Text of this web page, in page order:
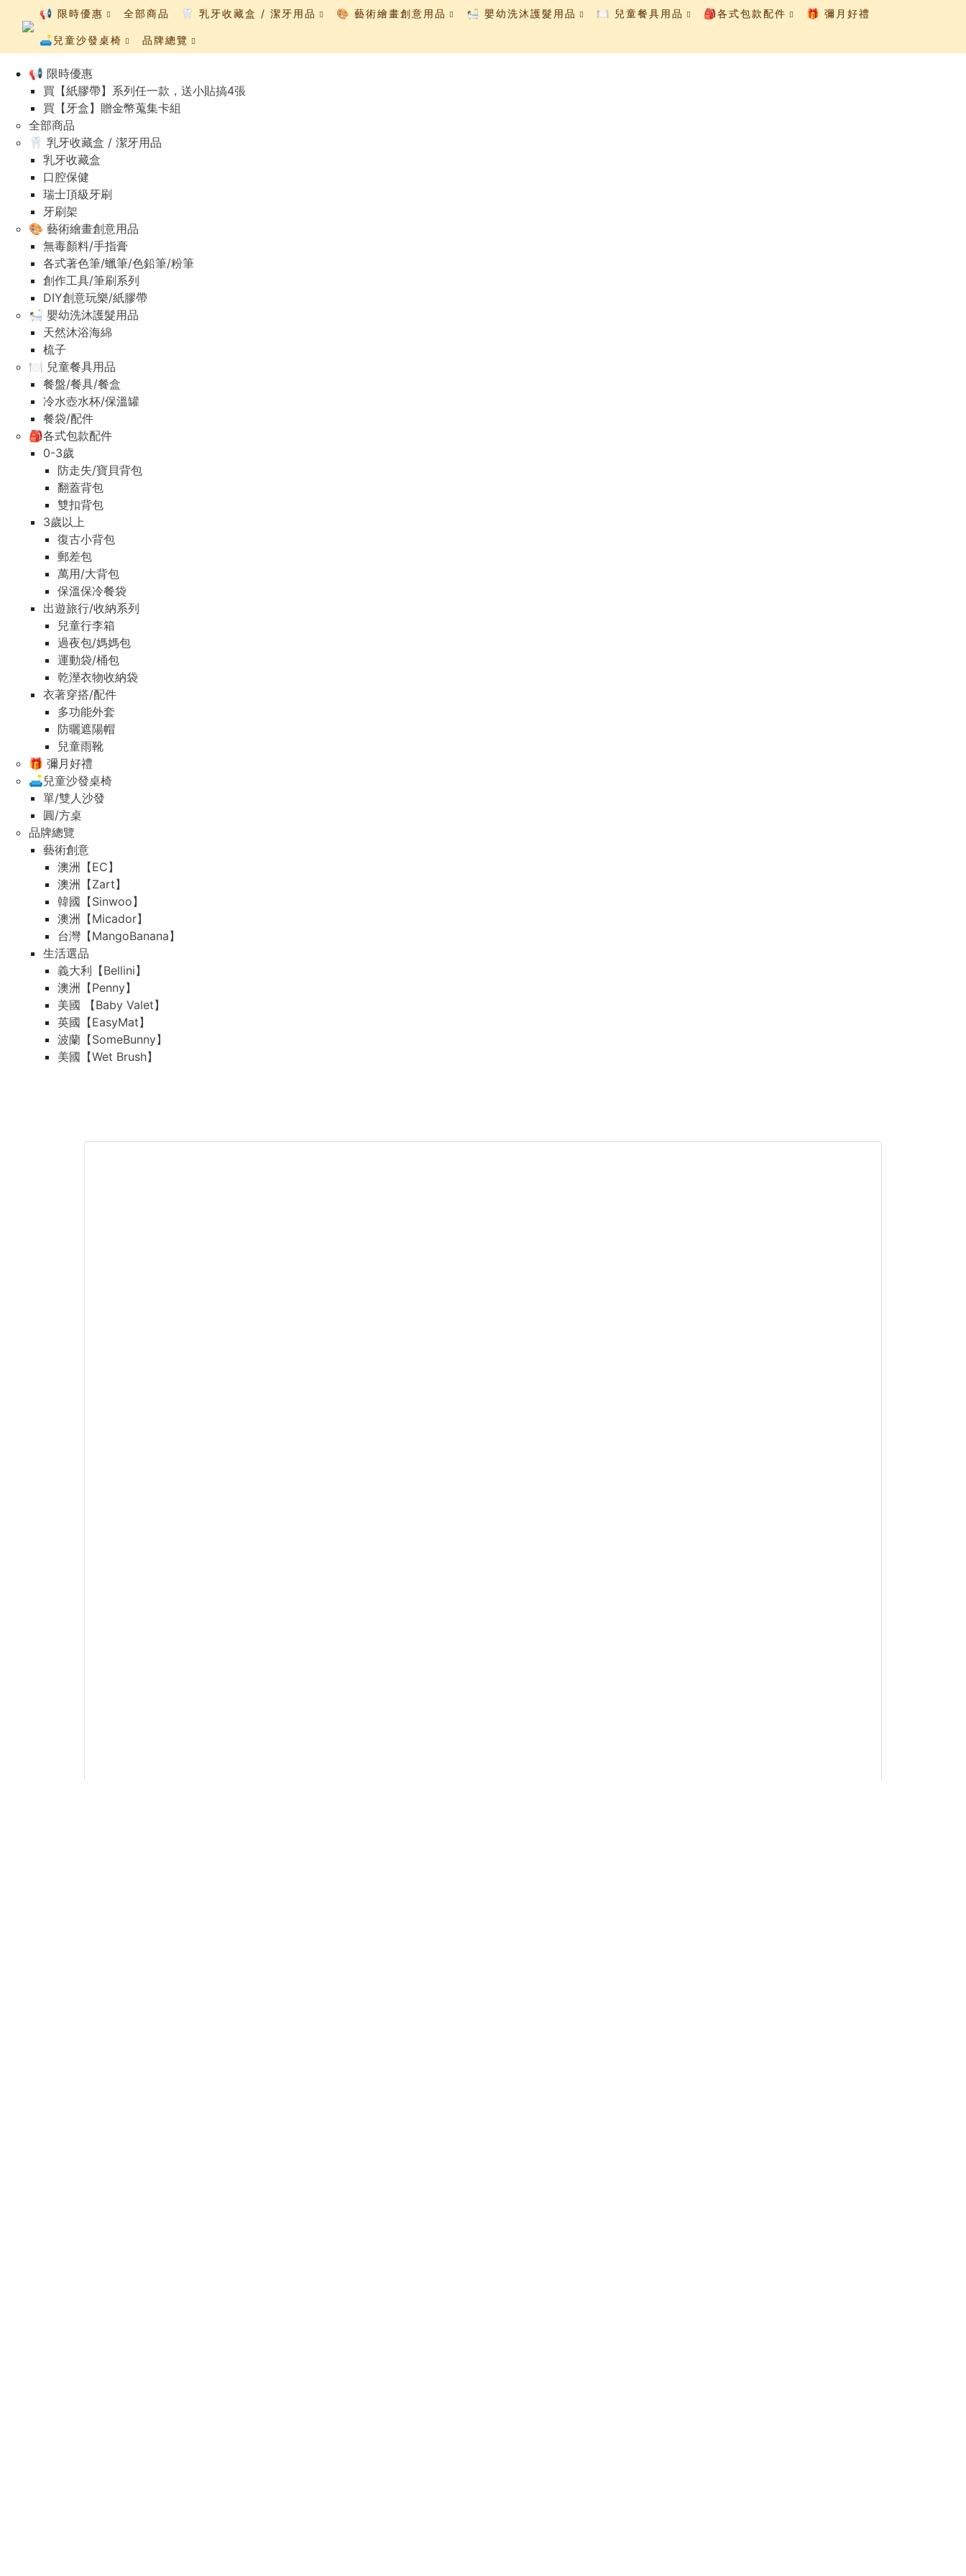
📢 限時優惠
買【紙膠帶】系列任一款，送小貼搞4張
買【牙盒】贈金幣蒐集卡組
全部商品
🦷 乳牙收藏盒 / 潔牙用品
乳牙收藏盒
口腔保健
瑞士頂級牙刷
牙刷架
🎨 藝術繪畫創意用品
無毒顏料/手指膏
各式著色筆/蠟筆/色鉛筆/粉筆
創作工具/筆刷系列
DIY創意玩樂/紙膠帶
🛀 嬰幼洗沐護髮用品
天然沐浴海綿
梳子
🍽️ 兒童餐具用品
餐盤/餐具/餐盒
冷水壺水杯/保溫罐
餐袋/配件
🎒各式包款配件
0-3歲
防走失/寶貝背包
翻蓋背包
雙扣背包
3歲以上
復古小背包
郵差包
萬用/大背包
保溫保冷餐袋
出遊旅行/收納系列
兒童行李箱
過夜包/媽媽包
運動袋/桶包
乾溼衣物收納袋
衣著穿搭/配件
多功能外套
防曬遮陽帽
兒童雨靴
🎁 彌月好禮
🛋️兒童沙發桌椅
單/雙人沙發
圓/方桌
品牌總覽
藝術創意
澳洲【EC】
澳洲【Zart】
韓國【Sinwoo】
澳洲【Micador】
台灣【MangoBanana】
生活選品
義大利【Bellini】
澳洲【Penny】
美國 【Baby Valet】
英國【EasyMat】
波蘭【SomeBunny】
美國【Wet Brush】
📢 限時優惠 全部商品 🦷 乳牙收藏盒 / 潔牙用品 🎨 藝術繪畫創意用品 🛀 嬰幼洗沐護髮用品 🍽️ 兒童餐具用品 🎒各式包款配件 🎁 彌月好禮
🛋️兒童沙發桌椅 品牌總覽